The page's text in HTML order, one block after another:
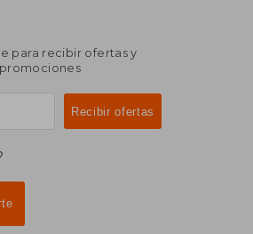
para recibir ofertas y
promociones